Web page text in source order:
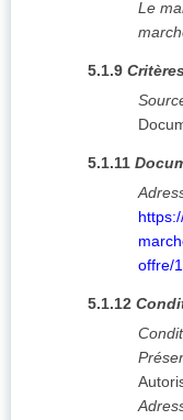
Le
5.1.9
5.1.11
offre/
5.1.12